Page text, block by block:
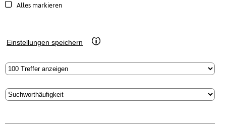
Alles markieren
Einstellungen speichern